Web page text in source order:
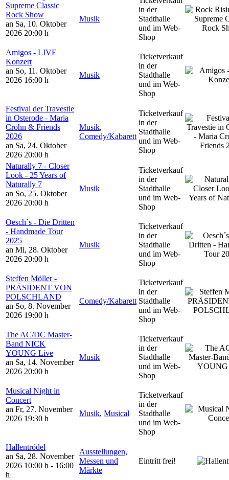
Supreme Classic
Rock Show
an Sa, 10. Oktober
2026 20:00 h
Musik
in der
Stadthalle
und im Web-
Shop
Amigos - LIVE
Konzert
an So, 11. Oktober
2026 16:00 h
Musik
Ticketverkauf
in der
Stadthalle
und im Web-
Shop
Festival der Travestie
in Osterode - Maria
Crohn & Friends
2026
an Sa, 24. Oktober
2026 20:00 h
Musik,
Comedy/Kabarett
Ticketverkauf
in der
Stadthalle
und im Web-
Shop
Naturally 7 - Closer
Look - 25 Years of
Naturally 7
an So, 25. Oktober
2026 20:00 h
Musik
Ticketverkauf
in der
Stadthalle
und im Web-
Shop
Oesch´s - Die Dritten
- Handmade Tour
2025
an Mi, 28. Oktober
2026 20:00 h
Musik
Ticketverkauf
in der
Stadthalle
und im Web-
Shop
Steffen Möller -
PRÄSIDENT VON
POLSCHLAND
an So, 8. November
2026 19:00 h
Comedy/Kabarett
Ticketverkauf
in der
Stadthalle
und im Web-
Shop
The AC/DC Master-
Band NICK
YOUNG Live
an Sa, 14. November
2026 20:00 h
Musik
Ticketverkauf
in der
Stadthalle
und im Web-
Shop
Musical Night in
Concert
an Fr, 27. November
2026 19:30 h
Musik, Musical
Ticketverkauf
in der
Stadthalle
und im Web-
Shop
Hallentrödel
an Sa, 28. November
2026 10:00 h - 16:00
h
Ausstellungen,
Messen und
Märkte
Eintritt frei!